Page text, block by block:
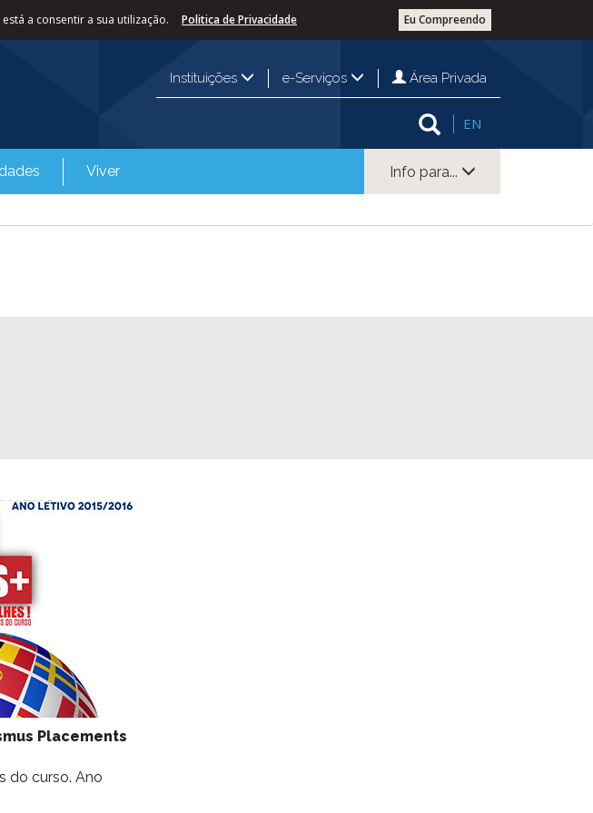
a consentir a sua utilização. Eu Compreendo
Politica de Privacidade
Instituições e-Serviços Área Privada
EN
Viver Info para...
Placements
do curso. Ano